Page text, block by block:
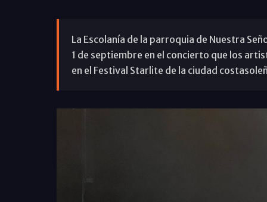
La Escolanía de la parroquia de Nuestra
1 de septiembre en el concierto que los
en el Festival Starlite de la ciudad